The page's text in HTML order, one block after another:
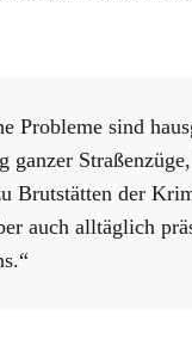
Probleme sind
ganzer
Brutstätten der
auch alltäglich